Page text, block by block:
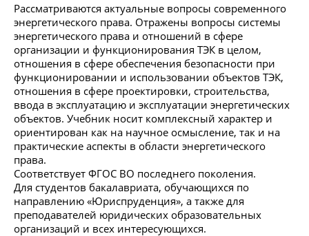
Рассматриваются актуальные вопросы современного
энергетического права. Отражены вопросы системы
энергетического права и отношений в сфере
организации и функционирования ТЭК в целом,
отношения в сфере обеспечения безопасности при
функционировании и использовании объектов ТЭК,
отношения в сфере проектировки, строительства,
ввода в эксплуатацию и эксплуатации энергетических
объектов. Учебник носит комплексный характер и
ориентирован как на научное осмысление, так и на
практические аспекты в области энергетического
права.
Соответствует ФГОС ВО последнего поколения.
Для студентов бакалавриата, обучающихся по
направлению «Юриспруденция», а также для
преподавателей юридических образовательных
организаций и всех интересующихся.